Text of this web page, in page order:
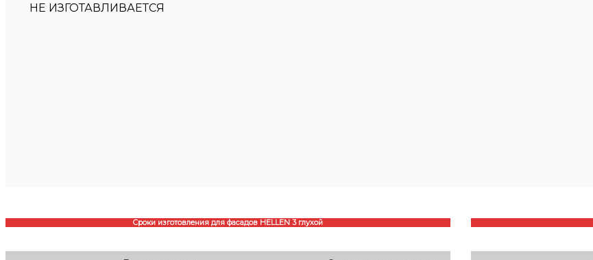
НЕ ИЗГОТАВЛИВАЕТСЯ
Сроки изготовления для фасадов HELLEN 3 глухой